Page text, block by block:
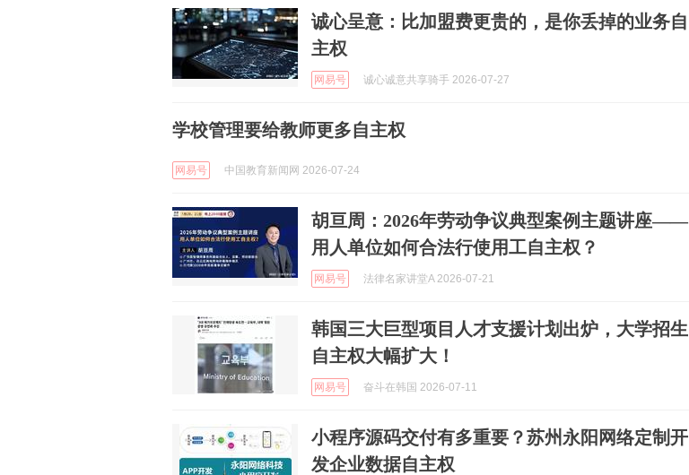
诚心呈意：比加盟费更贵的，是你丢掉的业务自
主权
网易号 诚心诚意共享骑手 2026-07-27
学校管理要给教师更多自主权
网易号 中国教育新闻网 2026-07-24
胡亘周：2026年劳动争议典型案例主题讲座——
用人单位如何合法行使用工自主权？
网易号 法律名家讲堂A 2026-07-21
韩国三大巨型项目人才支援计划出炉，大学招生
自主权大幅扩大！
网易号 奋斗在韩国 2026-07-11
小程序源码交付有多重要？苏州永阳网络定制开
发企业数据自主权